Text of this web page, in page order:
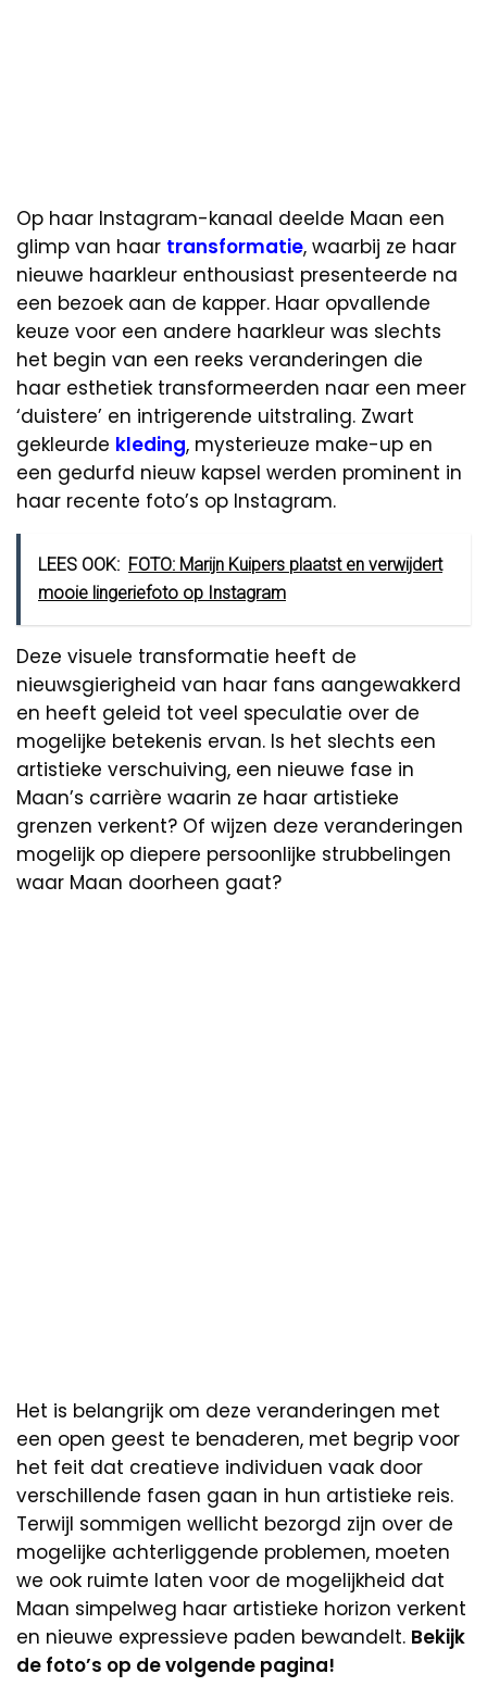
Op haar Instagram-kanaal deelde Maan een
glimp van haar transformatie, waarbij ze haar
nieuwe haarkleur enthousiast presenteerde na
een bezoek aan de kapper. Haar opvallende
keuze voor een andere haarkleur was slechts
het begin van een reeks veranderingen die
haar esthetiek transformeerden naar een meer
‘duistere’ en intrigerende uitstraling. Zwart
gekleurde kleding, mysterieuze make-up en
een gedurfd nieuw kapsel werden prominent in
haar recente foto’s op Instagram.
LEES OOK: FOTO: Marijn Kuipers plaatst en verwijdert
mooie lingeriefoto op Instagram
Deze visuele transformatie heeft de
nieuwsgierigheid van haar fans aangewakkerd
en heeft geleid tot veel speculatie over de
mogelijke betekenis ervan. Is het slechts een
artistieke verschuiving, een nieuwe fase in
Maan’s carrière waarin ze haar artistieke
grenzen verkent? Of wijzen deze veranderingen
mogelijk op diepere persoonlijke strubbelingen
waar Maan doorheen gaat?
Het is belangrijk om deze veranderingen met
een open geest te benaderen, met begrip voor
het feit dat creatieve individuen vaak door
verschillende fasen gaan in hun artistieke reis.
Terwijl sommigen wellicht bezorgd zijn over de
mogelijke achterliggende problemen, moeten
we ook ruimte laten voor de mogelijkheid dat
Maan simpelweg haar artistieke horizon verkent
en nieuwe expressieve paden bewandelt. Bekijk
de foto’s op de volgende pagina!